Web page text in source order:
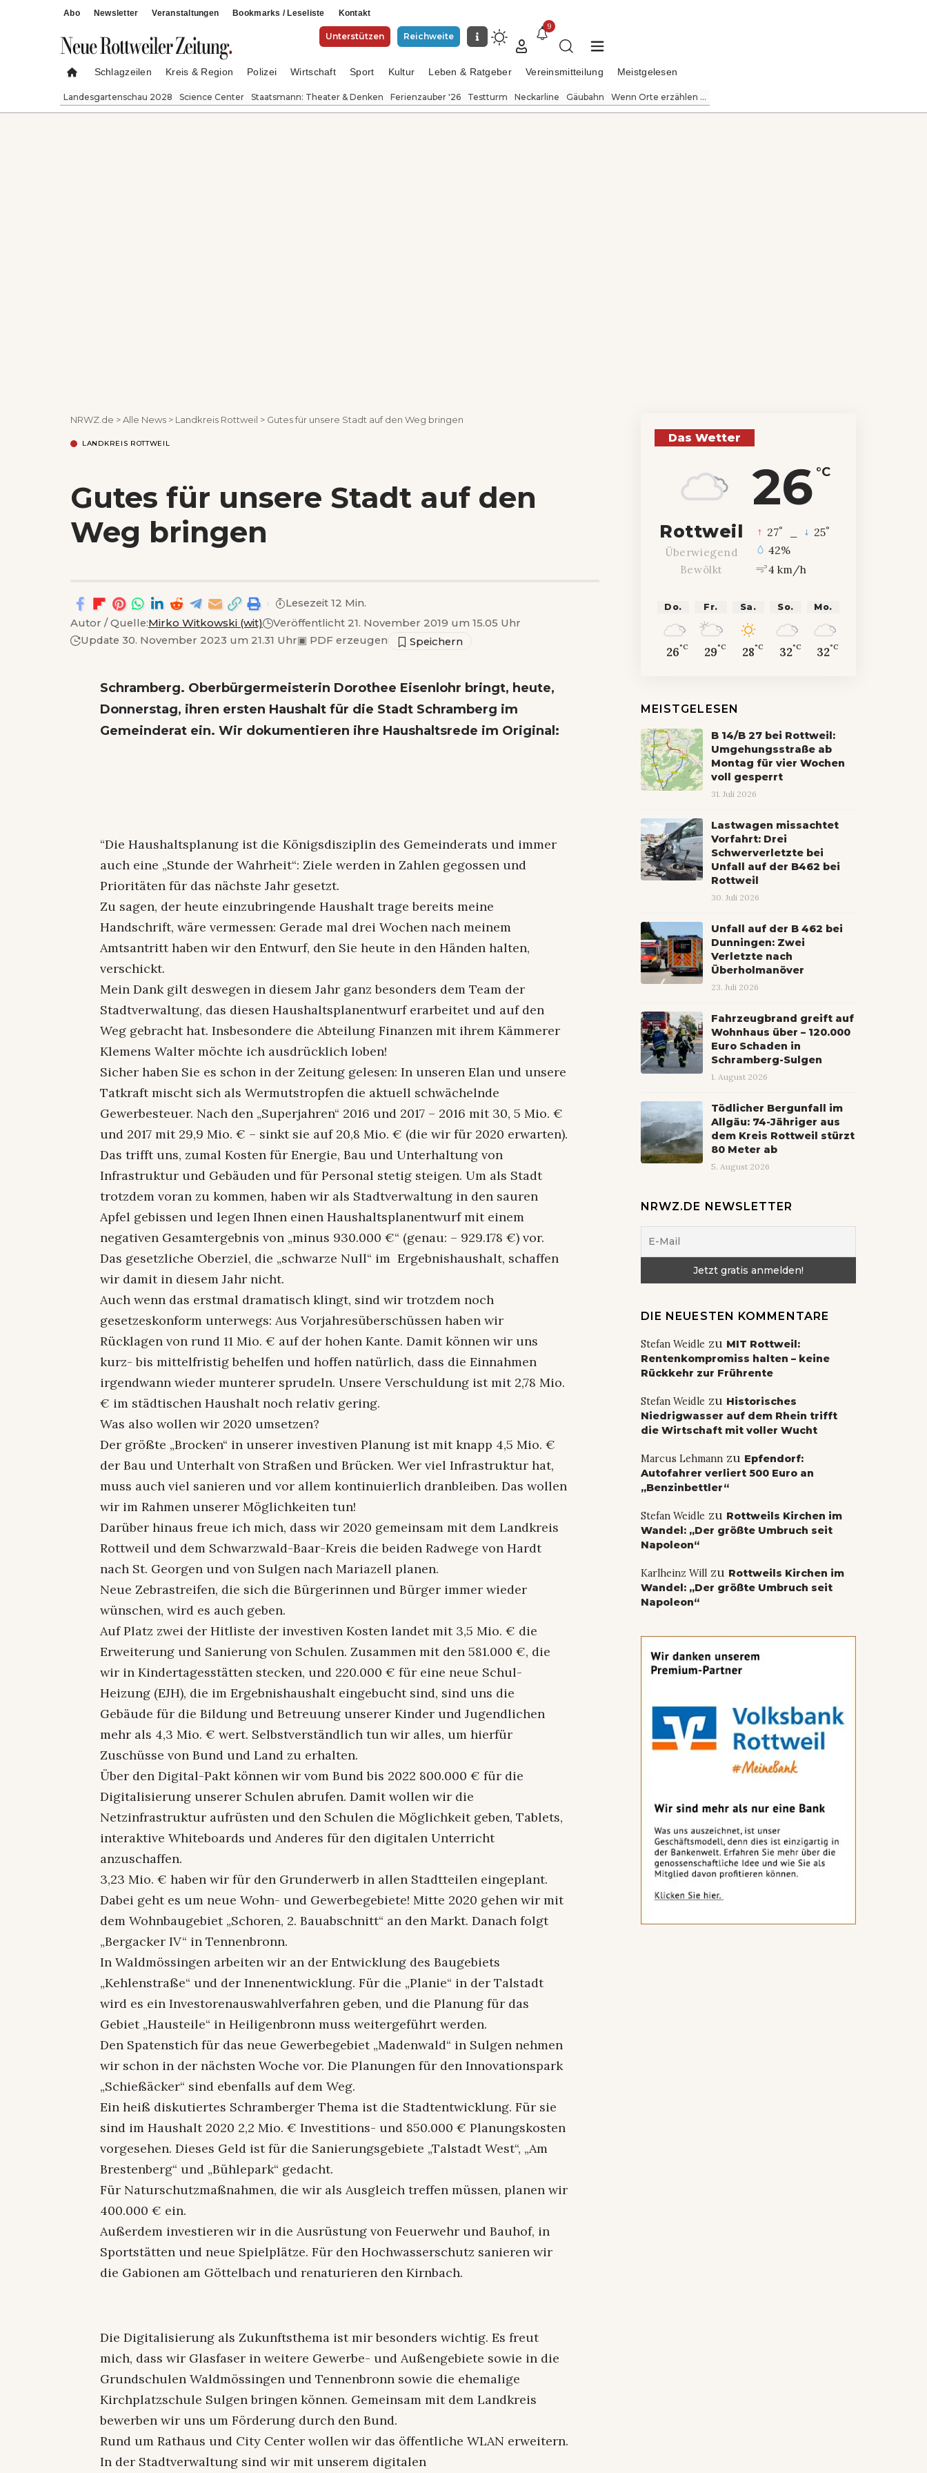
Abo Newsletter Veranstaltungen Bookmarks / Leseliste Kontakt
Unterstützen Reichweite
9
Schlagzeilen Kreis & Region Polizei Wirtschaft Sport Kultur Leben & Ratgeber Vereinsmitteilung Meistgelesen
Landesgartenschau 2028 Science Center Staatsmann: Theater & Denken Ferienzauber '26 Testturm Neckarline Gäubahn Wenn Orte erzählen ...
NRWZ.de >Alle News > Landkreis Rottweil > Gutes für unsere Stadt auf den Weg bringen
LANDKREIS ROTTWEIL
Gutes für unsere Stadt auf den
Weg bringen
Autor / Quelle:Mirko Witkowski (wit)
Veröffentlicht 21. November 2019 um 15.05 Uhr
Update 30. November 2023 um 21.31 Uhr▣ PDF erzeugen
Lesezeit 12 Min.
Schramberg. Oberbürgermeisterin Dorothee Eisenlohr bringt, heute,
Donnerstag, ihren ersten Haushalt für die Stadt Schramberg im
Gemeinderat ein. Wir dokumentieren ihre Haushaltsrede im Original:
“Die Haushaltsplanung ist die Königsdisziplin des Gemeinderats und immer
auch eine „Stunde der Wahrheit“: Ziele werden in Zahlen gegossen und
Prioritäten für das nächste Jahr gesetzt.
Zu sagen, der heute einzubringende Haushalt trage bereits meine
Handschrift, wäre vermessen: Gerade mal drei Wochen nach meinem
Amtsantritt haben wir den Entwurf, den Sie heute in den Händen halten,
verschickt.
Mein Dank gilt deswegen in diesem Jahr ganz besonders dem Team der
Stadtverwaltung, das diesen Haushaltsplanentwurf erarbeitet und auf den
Weg gebracht hat. Insbesondere die Abteilung Finanzen mit ihrem Kämmerer
Klemens Walter möchte ich ausdrücklich loben!
Sicher haben Sie es schon in der Zeitung gelesen: In unseren Elan und unsere
Tatkraft mischt sich als Wermutstropfen die aktuell schwächelnde
Gewerbesteuer. Nach den „Superjahren“ 2016 und 2017 – 2016 mit 30, 5 Mio. €
und 2017 mit 29,9 Mio. € – sinkt sie auf 20,8 Mio. € (die wir für 2020 erwarten).
Das trifft uns, zumal Kosten für Energie, Bau und Unterhaltung von
Infrastruktur und Gebäuden und für Personal stetig steigen. Um als Stadt
trotzdem voran zu kommen, haben wir als Stadtverwaltung in den sauren
Apfel gebissen und legen Ihnen einen Haushaltsplanentwurf mit einem
negativen Gesamtergebnis von „minus 930.000 €“ (genau: – 929.178 €) vor.
Das gesetzliche Oberziel, die „schwarze Null“ im Ergebnishaushalt, schaffen
wir damit in diesem Jahr nicht.
Auch wenn das erstmal dramatisch klingt, sind wir trotzdem noch
gesetzeskonform unterwegs: Aus Vorjahresüberschüssen haben wir
Rücklagen von rund 11 Mio. € auf der hohen Kante. Damit können wir uns
kurz- bis mittelfristig behelfen und hoffen natürlich, dass die Einnahmen
irgendwann wieder munterer sprudeln. Unsere Verschuldung ist mit 2,78 Mio.
€ im städtischen Haushalt noch relativ gering.
Was also wollen wir 2020 umsetzen?
Der größte „Brocken“ in unserer investiven Planung ist mit knapp 4,5 Mio. €
der Bau und Unterhalt von Straßen und Brücken. Wer viel Infrastruktur hat,
muss auch viel sanieren und vor allem kontinuierlich dranbleiben. Das wollen
wir im Rahmen unserer Möglichkeiten tun!
Darüber hinaus freue ich mich, dass wir 2020 gemeinsam mit dem Landkreis
Rottweil und dem Schwarzwald-Baar-Kreis die beiden Radwege von Hardt
nach St. Georgen und von Sulgen nach Mariazell planen.
Neue Zebrastreifen, die sich die Bürgerinnen und Bürger immer wieder
wünschen, wird es auch geben.
Auf Platz zwei der Hitliste der investiven Kosten landet mit 3,5 Mio. € die
Erweiterung und Sanierung von Schulen. Zusammen mit den 581.000 €, die
wir in Kindertagesstätten stecken, und 220.000 € für eine neue Schul-
Heizung (EJH), die im Ergebnishaushalt eingebucht sind, sind uns die
Gebäude für die Bildung und Betreuung unserer Kinder und Jugendlichen
mehr als 4,3 Mio. € wert. Selbstverständlich tun wir alles, um hierfür
Zuschüsse von Bund und Land zu erhalten.
Über den Digital-Pakt können wir vom Bund bis 2022 800.000 € für die
Digitalisierung unserer Schulen abrufen. Damit wollen wir die
Netzinfrastruktur aufrüsten und den Schulen die Möglichkeit geben, Tablets,
interaktive Whiteboards und Anderes für den digitalen Unterricht
anzuschaffen.
3,23 Mio. € haben wir für den Grunderwerb in allen Stadtteilen eingeplant.
Dabei geht es um neue Wohn- und Gewerbegebiete! Mitte 2020 gehen wir mit
dem Wohnbaugebiet „Schoren, 2. Bauabschnitt“ an den Markt. Danach folgt
„Bergacker IV“ in Tennenbronn.
In Waldmössingen arbeiten wir an der Entwicklung des Baugebiets
„Kehlenstraße“ und der Innenentwicklung. Für die „Planie“ in der Talstadt
wird es ein Investorenauswahlverfahren geben, und die Planung für das
Gebiet „Hausteile“ in Heiligenbronn muss weitergeführt werden.
Den Spatenstich für das neue Gewerbegebiet „Madenwald“ in Sulgen nehmen
wir schon in der nächsten Woche vor. Die Planungen für den Innovationspark
„Schießäcker“ sind ebenfalls auf dem Weg.
Ein heiß diskutiertes Schramberger Thema ist die Stadtentwicklung. Für sie
sind im Haushalt 2020 2,2 Mio. € Investitions- und 850.000 € Planungskosten
vorgesehen. Dieses Geld ist für die Sanierungsgebiete „Talstadt West“, „Am
Brestenberg“ und „Bühlepark“ gedacht.
Für Naturschutzmaßnahmen, die wir als Ausgleich treffen müssen, planen wir
400.000 € ein.
Außerdem investieren wir in die Ausrüstung von Feuerwehr und Bauhof, in
Sportstätten und neue Spielplätze. Für den Hochwasserschutz sanieren wir
die Gabionen am Göttelbach und renaturieren den Kirnbach.
Die Digitalisierung als Zukunftsthema ist mir besonders wichtig. Es freut
mich, dass wir Glasfaser in weitere Gewerbe- und Außengebiete sowie in die
Grundschulen Waldmössingen und Tennenbronn sowie die ehemalige
Kirchplatzschule Sulgen bringen können. Gemeinsam mit dem Landkreis
bewerben wir uns um Förderung durch den Bund.
Rund um Rathaus und City Center wollen wir das öffentliche WLAN erweitern.
In der Stadtverwaltung sind wir mit unserem digitalen
Das Wetter
26 °C
Rottweil
Überwiegend
Bewölkt
27° 25°
42%
4 km/h
Do.
26°C
Fr.
29°C
Sa.
28°C
So.
32°C
Mo.
32°C
MEISTGELESEN
B 14/B 27 bei Rottweil:
Umgehungsstraße ab
Montag für vier Wochen
voll gesperrt
31. Juli 2026
Lastwagen missachtet
Vorfahrt: Drei
Schwerverletzte bei
Unfall auf der B462 bei
Rottweil
30. Juli 2026
Unfall auf der B 462 bei
Dunningen: Zwei
Verletzte nach
Überholmanöver
23. Juli 2026
Fahrzeugbrand greift auf
Wohnhaus über – 120.000
Euro Schaden in
Schramberg-Sulgen
1. August 2026
Tödlicher Bergunfall im
Allgäu: 74-Jähriger aus
dem Kreis Rottweil stürzt
80 Meter ab
5. August 2026
NRWZ.DE NEWSLETTER
DIE NEUESTEN KOMMENTARE
Stefan Weidle zu MIT Rottweil:
Rentenkompromiss halten – keine
Rückkehr zur Frührente
Stefan Weidle zu Historisches
Niedrigwasser auf dem Rhein trifft
die Wirtschaft mit voller Wucht
Marcus Lehmannzu Epfendorf:
Autofahrer verliert 500 Euro an
„Benzinbettler“
Stefan Weidle zu Rottweils Kirchen im
Wandel: „Der größte Umbruch seit
Napoleon“
Karlheinz Willzu Rottweils Kirchen im
Wandel: „Der größte Umbruch seit
Napoleon“